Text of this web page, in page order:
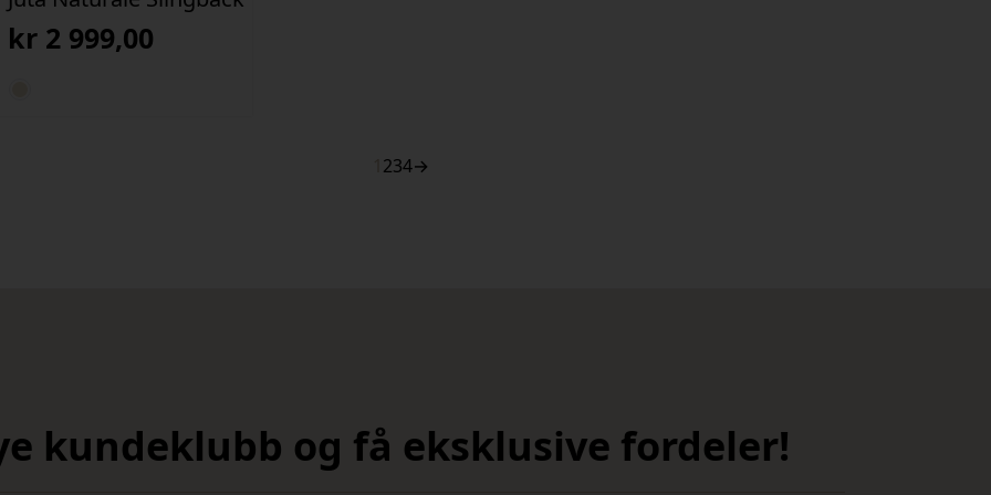
kr 2 999,00
234→
kundeklubb og få eksklusive fordeler!